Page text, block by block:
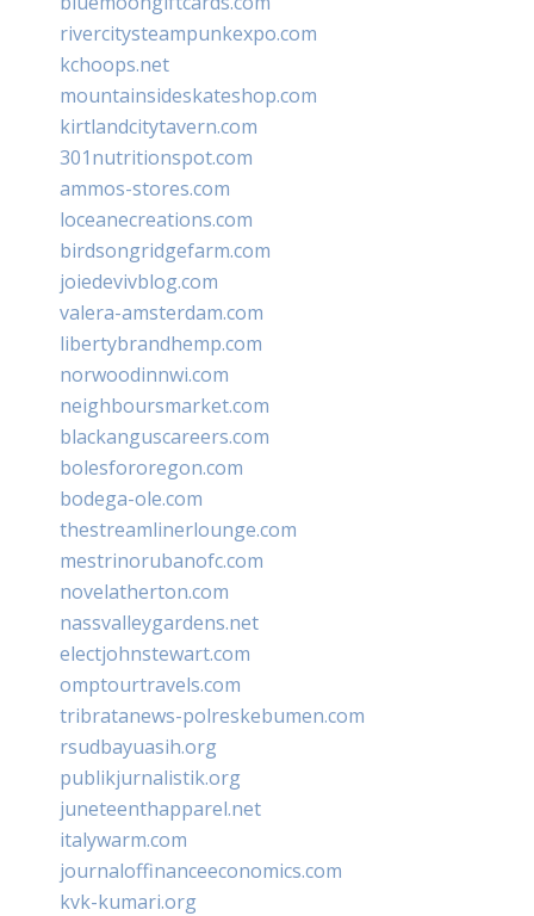
rivercitysteampunkexpo.com
kchoops.net
mountainsideskateshop.com
kirtlandcitytavern.com
301nutritionspot.com
ammos-stores.com
loceanecreations.com
birdsongridgefarm.com
joiedevivblog.com
valera-amsterdam.com
libertybrandhemp.com
norwoodinnwi.com
neighboursmarket.com
blackanguscareers.com
bolesfororegon.com
bodega-ole.com
thestreamlinerlounge.com
mestrinorubanofc.com
novelatherton.com
nassvalleygardens.net
electjohnstewart.com
omptourtravels.com
tribratanews-polreskebumen.com
rsudbayuasih.org
publikjurnalistik.org
juneteenthapparel.net
italywarm.com
journaloffinanceeconomics.com
kvk-kumari.org